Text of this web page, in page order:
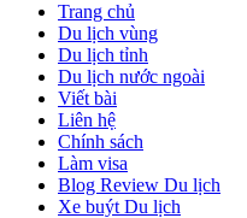
Trang chủ
Du lịch vùng
Du lịch tỉnh
Du lịch nước ngoài
Viết bài
Liên hệ
Chính sách
Làm visa
Blog Review Du lịch
Xe buýt Du lịch